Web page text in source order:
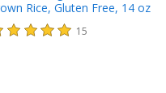
Rice, Gluten Free, 14 oz
g)
15